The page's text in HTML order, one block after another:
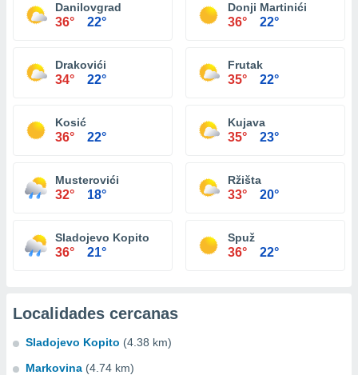
Danilovgrad
36° 22°
Donji Martinići
36° 22°
Drakovići
34° 22°
Frutak
35° 22°
Kosić
36° 22°
Kujava
35° 23°
Musterovići
32° 18°
Ržišta
33° 20°
Sladojevo Kopito
36° 21°
Spuž
36° 22°
Localidades cercanas
Sladojevo Kopito (4.38 km)
Markovina (4.74 km)